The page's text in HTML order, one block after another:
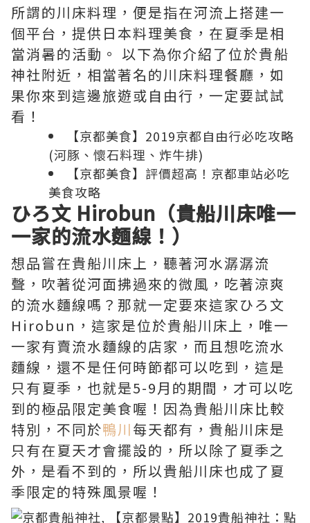
所謂的川床料理，便是指在河流上搭建一
個平台，提供日本料理美食，在夏季是相
當消暑的活動。 以下為你介紹了位於貴船
神社附近，相當著名的川床料理餐廳，如
果你來到這邊旅遊或自由行，一定要試試
看！
【京都美食】2019京都自由行必吃攻略
(河豚、懷石料理、炸牛排)
【京都美食】評價超高！京都車站必吃
美食攻略
ひろ文 Hirobun（貴船川床唯一
一家的流水麵線！）
想品嘗在貴船川床上，聽著河水潺潺流
聲，吹著從河面拂過來的微風，吃著涼爽
的流水麵線嗎？那就一定要來這家ひろ文
Hirobun，這家是位於貴船川床上，唯一
一家有賣流水麵線的店家，而且想吃流水
麵線，還不是任何時節都可以吃到，這是
只有夏季，也就是5-9月的期間，才可以吃
到的極品限定美食喔！因為貴船川床比較
特別，不同於鴨川每天都有，貴船川床是
只有在夏天才會擺設的，所以除了夏季之
外，是看不到的，所以貴船川床也成了夏
季限定的特殊風景喔！